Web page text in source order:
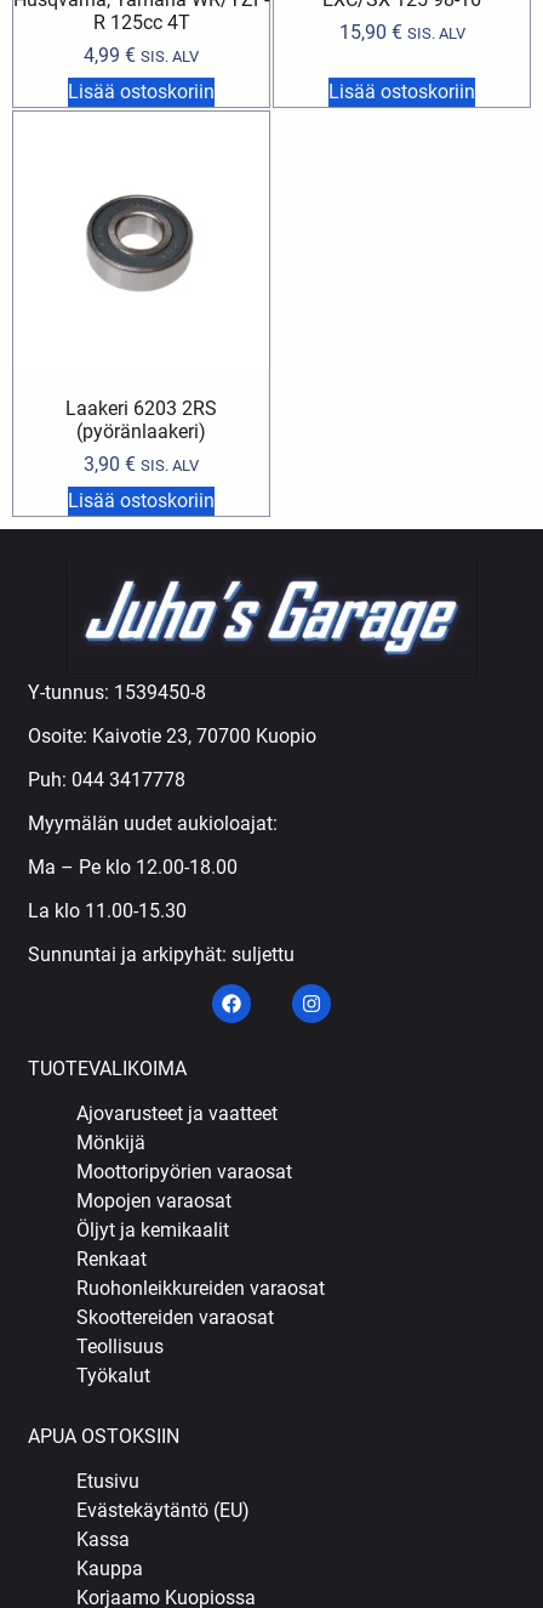
R 125cc 4T
4,99 € SIS. ALV
Lisää ostoskoriin
15,90 € SIS. ALV
Lisää ostoskoriin
Laakeri 6203 2RS
(pyöränlaakeri)
3,90 € SIS. ALV
Lisää ostoskoriin
Y-tunnus: 1539450-8
Osoite: Kaivotie 23, 70700 Kuopio
Puh: 044 3417778
Myymälän uudet aukioloajat:
Ma – Pe klo 12.00-18.00
La klo 11.00-15.30
Sunnuntai ja arkipyhät: suljettu
TUOTEVALIKOIMA
Ajovarusteet ja vaatteet
Mönkijä
Moottoripyörien varaosat
Mopojen varaosat
Öljyt ja kemikaalit
Renkaat
Ruohonleikkureiden varaosat
Skoottereiden varaosat
Teollisuus
Työkalut
APUA OSTOKSIIN
Etusivu
Evästekäytäntö (EU)
Kassa
Kauppa
Korjaamo Kuopiossa